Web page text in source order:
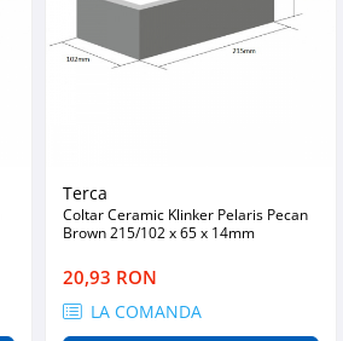
Terca
Coltar Ceramic Klinker Pelaris Pecan
Brown 215/102 x 65 x 14mm
20,93 RON
LA COMANDA